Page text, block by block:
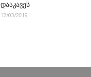
დააკავეს
12/03/2019